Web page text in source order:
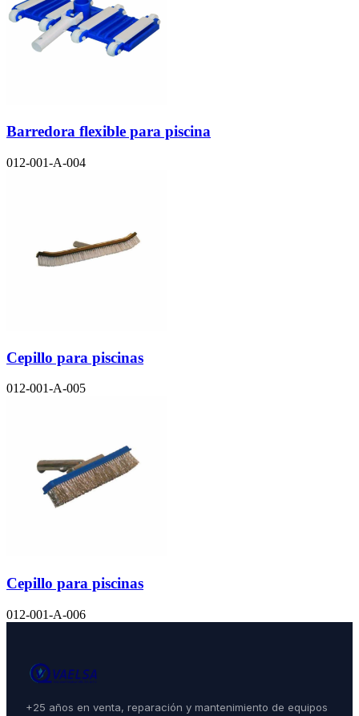
Barredora flexible para piscina
012-001-A-004
Cepillo para piscinas
012-001-A-005
Cepillo para piscinas
012-001-A-006
+25 años en venta, reparación y mantenimiento de equipos